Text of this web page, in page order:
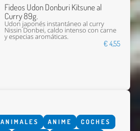
Fideos Udon Donburi Kitsune al
Curry 89g.
Udon japonés instantáneo al curry
Nissin Donbei, caldo intenso con carne
y especias aromáticas.
€ 4,55
ANIMALES ANIME
COCHES